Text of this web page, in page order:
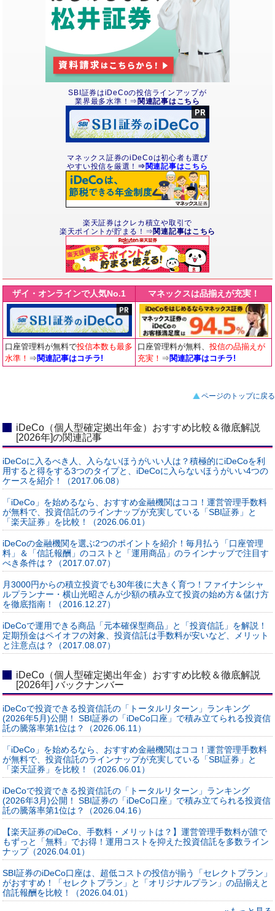
SBI証券はiDeCoの投信ラインアップが
業界最多水準！⇒ 関連記事はこちら
マネックス証券のiDeCoは初心者も選び
やすい投信を厳選！ ⇒関連記事はこちら
楽天証券はクレカ積立や取引で
楽天ポイントが貯まる！⇒関連記事はこちら
ザイ・オンラインで人気No.1 マネックスは品揃えが充実！
口座管理料が無料で投信本数も最多
水準！ ⇒ 関連記事はコチラ!
口座管理料が無料、投信の品揃えが
充実！ ⇒ 関連記事はコチラ!
ページのトップに戻る
iDeCo（個人型確定拠出年金）おすすめ比較＆徹底解説
[2026年]の関連記事
iDeCoに入るべき人、入らないほうがいい人は？積極的にiDeCoを利
用すると得をする3つのタイプと、iDeCoに入らないほうがいい4つの
ケースを紹介！（2017.06.08）
「iDeCo」を始めるなら、おすすめ金融機関はココ！運営管理手数料
が無料で、投資信託のラインナップが充実している「SBI証券」と
「楽天証券」を比較！（2026.06.01）
iDeCoの金融機関を選ぶ2つのポイントを紹介！毎月払う「口座管理
料」＆「信託報酬」のコストと「運用商品」のラインナップで注目す
べき条件は？（2017.07.07）
月3000円からの積立投資でも30年後に大きく育つ！ファイナンシャ
ルプランナー・横山光昭さんが少額の積み立て投資の始め方＆儲け方
を徹底指南！（2016.12.27）
iDeCoで運用できる商品「元本確保型商品」と「投資信託」を解説！
定期預金はペイオフの対象、投資信託は手数料が安いなど、メリット
と注意点は？（2017.08.07）
iDeCo（個人型確定拠出年金）おすすめ比較＆徹底解説
[2026年] バックナンバー
iDeCoで投資できる投資信託の「トータルリターン」ランキング
(2026年5月)公開！ SBI証券の「iDeCo口座」で積み立てられる投資信
託の騰落率第1位は？（2026.06.11）
「iDeCo」を始めるなら、おすすめ金融機関はココ！運営管理手数料
が無料で、投資信託のラインナップが充実している「SBI証券」と
「楽天証券」を比較！（2026.06.01）
iDeCoで投資できる投資信託の「トータルリターン」ランキング
(2026年3月)公開！ SBI証券の「iDeCo口座」で積み立てられる投資信
託の騰落率第1位は？（2026.04.16）
【楽天証券のiDeCo、手数料・メリットは？】運営管理手数料が誰で
もずっと「無料」でお得！運用コストを抑えた投資信託を多数ライン
ナップ（2026.04.01）
SBI証券のiDeCo口座は、超低コストの投信が揃う「セレクトプラン」
がおすすめ！「セレクトプラン」と「オリジナルプラン」の品揃えと
信託報酬を比較！（2026.04.01）